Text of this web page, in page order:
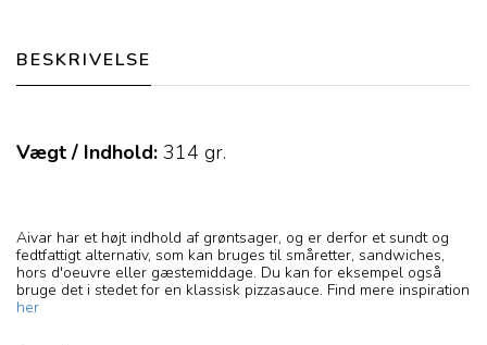
BESKRIVELSE
Vægt / Indhold: 314 gr.
Aivar har et højt indhold af grøntsager, og er derfor et sundt og
fedtfattigt alternativ, som kan bruges til småretter, sandwiches,
hors d'oeuvre eller gæstemiddage. Du kan for eksempel også
bruge det i stedet for en klassisk pizzasauce. Find mere inspiration
her